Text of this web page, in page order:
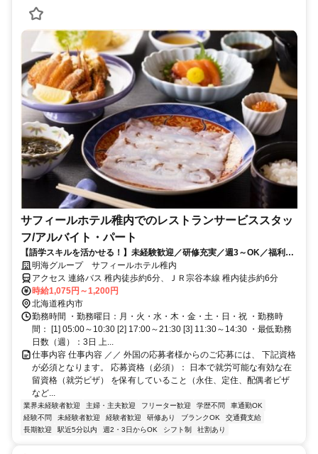
サフィールホテル稚内でのレストランサービススタッ
フ/アルバイト・パート
【語学スキルを活かせる！】未経験歓迎／研修充実／週3～OK／福利厚
生充実
明海グループ サフィールホテル稚内
アクセス 連絡バス 稚内徒歩約6分、ＪＲ宗谷本線 稚内徒歩約6分
時給1,075円～1,200円
北海道稚内市
勤務時間 ・勤務曜日：月・火・水・木・金・土・日・祝 ・勤務時
間： [1] 05:00～10:30 [2] 17:00～21:30 [3] 11:30～14:30 ・最低勤務
日数（週）：3日 上...
仕事内容 仕事内容 ／／ 外国の応募者様からのご応募には、 下記資格
が必須となります。 応募資格（必須）： 日本で就労可能な有効な在
留資格（就労ビザ） を保有していること（永住、定住、配偶者ビザ
など...
業界未経験者歓迎 主婦・主夫歓迎 フリーター歓迎 学歴不問
車通勤OK
経験不問
未経験者歓迎 経験者歓迎 研修あり ブランクOK
交通費支給
長期歓迎
駅近5分以内 週2・3日からOK シフト制 社割あり